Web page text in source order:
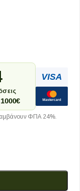
VISA
Mastercard
ΦΠΑ 24%.